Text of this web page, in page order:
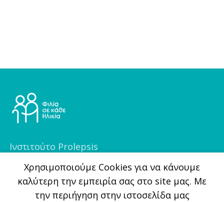
Ινστιτούτο Prolepsis
Φραγκοκλησιάς 5, 151 25, Μαρούσι
(+30) 210 6255700
Xρησιμοποιούμε Cookies για να κάνουμε
καλύτερη την εμπειρία σας στο site μας. Με
την περιήγηση στην ιστοσελίδα μας